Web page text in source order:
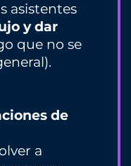
asistentes
y dar
que no se
de
a